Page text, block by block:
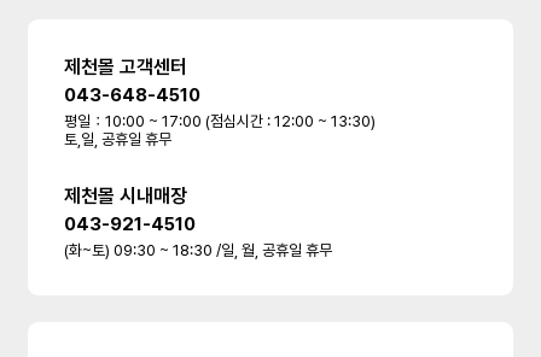
제천몰 고객센터
043-648-4510
평일：10:00 ~ 17:00 (점심시간 : 12:00 ~ 13:30)
토,일, 공휴일 휴무
제천몰 시내매장
043-921-4510
(화~토) 09:30 ~ 18:30 /일, 월, 공휴일 휴무